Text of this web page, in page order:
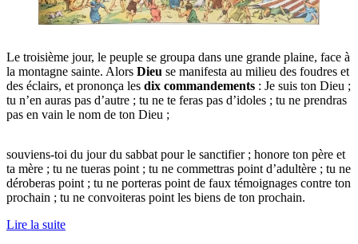
Le troi­sième jour, le peuple se grou­pa dans une grande plaine, face à
la mon­tagne sainte. Alors Dieu se mani­fes­ta au milieu des foudres et
des éclairs, et pro­non­ça les dix com­man­de­ments : Je suis ton Dieu ;
tu n’en auras pas d’autre ; tu ne te feras pas d’i­doles ; tu ne pren­dras
pas en vain le nom de ton Dieu ;
sou­viens-toi du jour du sab­bat pour le sanc­ti­fier ; honore ton père et
ta mère ; tu ne tue­ras point ; tu ne com­met­tras point d’a­dul­tère ; tu ne
déro­be­ras point ; tu ne por­te­ras point de faux témoi­gnages contre ton
pro­chain ; tu ne convoi­te­ras point les biens de ton prochain.
Lire la suite28.